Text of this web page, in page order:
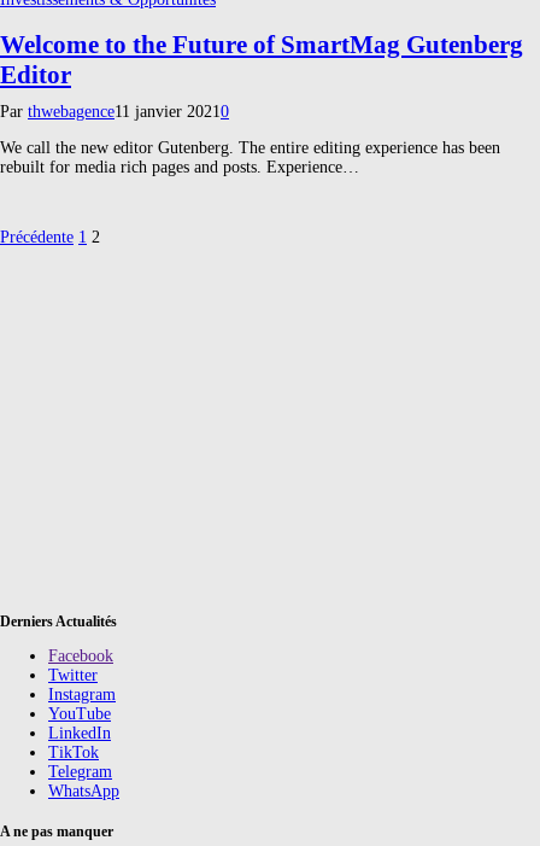
Welcome to the Future of SmartMag Gutenberg
Editor
Par thwebagence11 janvier 20210
We call the new editor Gutenberg. The entire editing experience has been
rebuilt for media rich pages and posts. Experience…
Précédente 1 2
Derniers Actualités
Facebook
Twitter
Instagram
YouTube
LinkedIn
TikTok
Telegram
WhatsApp
A ne pas manquer